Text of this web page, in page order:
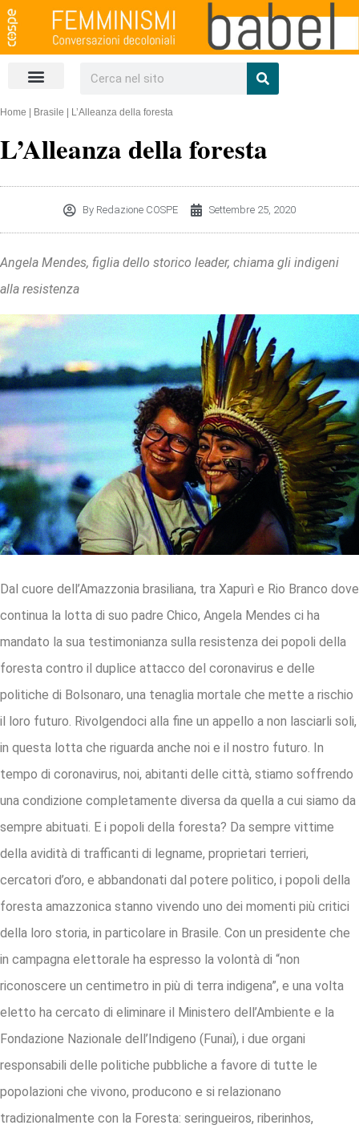
Home Brasile L’Alleanza della foresta
L’Alleanza della foresta
By Redazione COSPE Settembre 25, 2020
Angela Mendes, figlia dello storico leader, chiama gli indigeni
alla resistenza
Dal cuore dell’Amazzonia brasiliana, tra Xapurì e Rio Branco dove
continua la lotta di suo padre Chico, Angela Mendes ci ha
mandato la sua testimonianza sulla resistenza dei popoli della
foresta contro il duplice attacco del coronavirus e delle
politiche di Bolsonaro, una tenaglia mortale che mette a rischio
il loro futuro. Rivolgendoci alla fine un appello a non lasciarli soli,
in questa lotta che riguarda anche noi e il nostro futuro. In
tempo di coronavirus, noi, abitanti delle città, stiamo soffrendo
una condizione completamente diversa da quella a cui siamo da
sempre abituati. E i popoli della foresta? Da sempre vittime
della avidità di trafficanti di legname, proprietari terrieri,
cercatori d’oro, e abbandonati dal potere politico, i popoli della
foresta amazzonica stanno vivendo uno dei momenti più critici
della loro storia, in particolare in Brasile. Con un presidente che
in campagna elettorale ha espresso la volontà di “non
riconoscere un centimetro in più di terra indigena”, e una volta
eletto ha cercato di eliminare il Ministero dell’Ambiente e la
Fondazione Nazionale dell’Indigeno (Funai), i due organi
responsabili delle politiche pubbliche a favore di tutte le
popolazioni che vivono, producono e si relazionano
tradizionalmente con la Foresta: seringueiros, riberinhos,